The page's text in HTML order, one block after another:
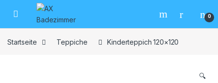
Skip to navigation
Skip to content
0
Startseite Teppiche Kinderteppich 120×120
🔍